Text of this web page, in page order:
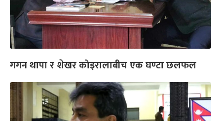
गगन थापा र शेखर कोइरालाबीच एक घण्टा छलफल